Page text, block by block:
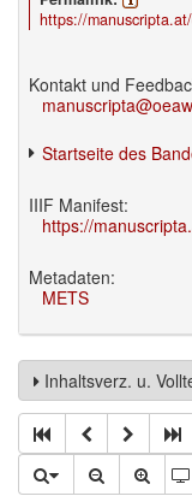
https://
Kontakt und
Startseite des
IIIF Manifest:
https://
Metadaten:
METS
Inhaltsverz. u.